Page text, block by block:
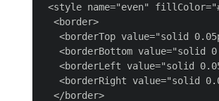
<style name="even"
  <border>
<borderTop value="solid
<borderBottom value="solid
<borderLeft value="solid
<borderRight value="solid
  </border>